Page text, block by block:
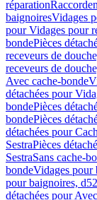
réparation
baignoiresVidages
pour Vidages pour
bondePièces
receveurs de
receveurs de
Avec cache-bonde
détachées pour
bondePièces
bondePièces
détachées pour
SestraPièces
SestraSans cache-
bondeVidages pour
pour baignoires, d52
détachées pour